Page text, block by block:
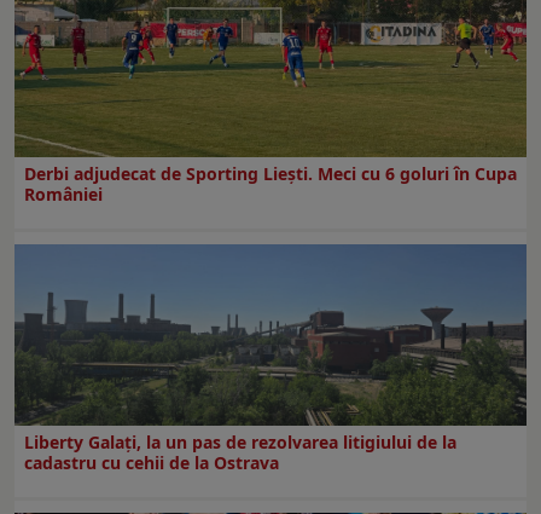
Derbi adjudecat de Sporting Liești. Meci cu 6 goluri în Cupa
României
Liberty Galați, la un pas de rezolvarea litigiului de la
cadastru cu cehii de la Ostrava